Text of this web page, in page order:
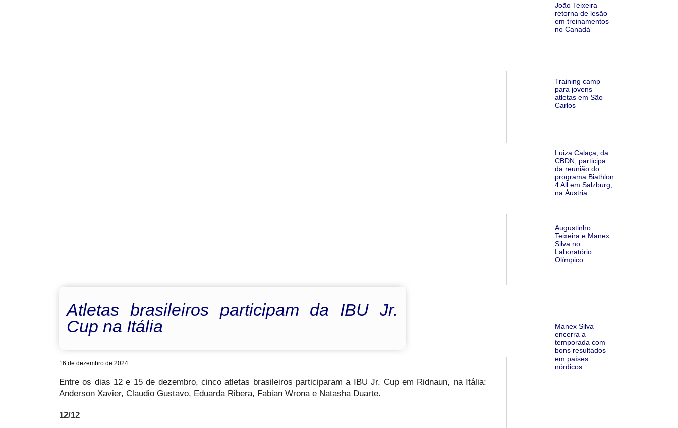
Atletas brasileiros participam da IBU Jr.
Cup na Itália
16 de dezembro de 2024
Entre os dias 12 e 15 de dezembro, cinco atletas brasileiros participaram a IBU Jr. Cup em Ridnaun, na Itália:
Anderson Xavier, Claudio Gustavo, Eduarda Ribera, Fabian Wrona e Natasha Duarte.
12/12
João Teixeira
retorna de lesão
em treinamentos
no Canadá
Training camp
para jovens
atletas em São
Carlos
Luiza Calaça, da
CBDN, participa
da reunião do
programa Biathlon
4 All em Salzburg,
na Áustria
Augustinho
Teixeira e Manex
Silva no
Laboratório
Olímpico
Manex Silva
encerra a
temporada com
bons resultados
em países
nórdicos